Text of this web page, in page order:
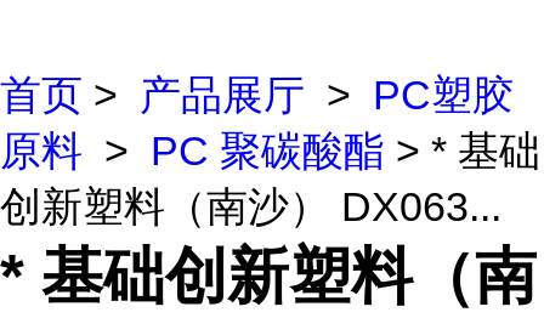
首页 > 产品展厅 > PC塑胶
原料 > PC 聚碳酸酯 > * 基础
创新塑料（南沙） DX063...
* 基础创新塑料（南